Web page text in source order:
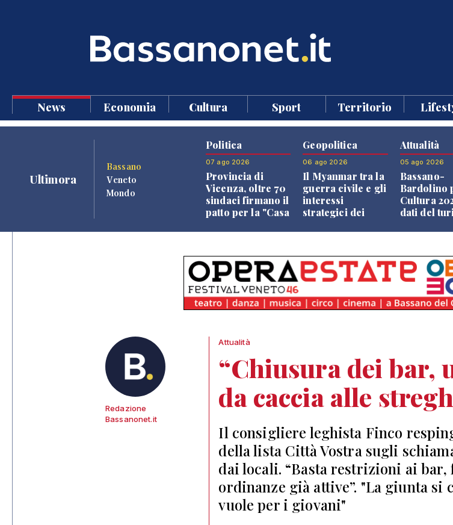
News Economia Cultura Sport Territorio
Ultimora
Bassano
Veneto
Mondo
Politica
07 ago 2026
Provincia di
Vicenza, oltre 70
sindaci firmano il
patto per la "Casa
Geopolitica
06 ago 2026
Il Myanmar tra la
guerra civile e gli
interessi
strategici dei
Attualità
05 ago 2026
Bassano-
Bardolino
Cultura
dati del
Redazione
Bassanonet.it
Attualità
“Chiusura dei bar,
da caccia alle
Il consigliere leghista Finco
della lista Città Vostra sugli
dai locali. “Basta restrizioni ai bar,
ordinanze già attive”. "La giunta si
vuole per i giovani"